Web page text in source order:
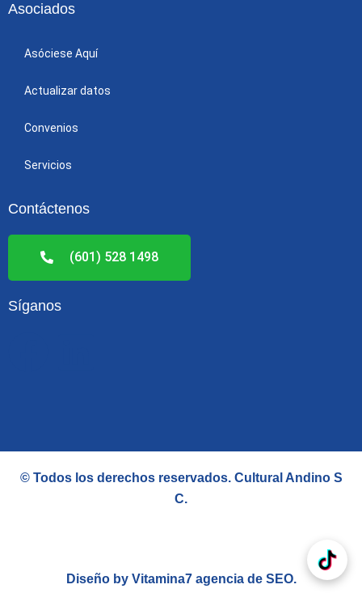
Asociados
Asóciese Aquí
Actualizar datos
Convenios
Servicios
Contáctenos
(601) 528 1498
Síganos
e k
© Todos los derechos reservados. Cultural Andino S
C.
Diseño by Vitamina7 agencia de SEO.